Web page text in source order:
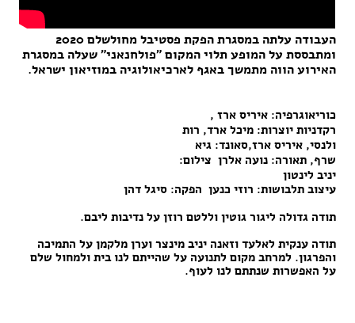
העבודה עלתה במסגרת הפקת פסטיבל מחולשלם 2020
ומתבססת על המופע תלוי המקום "פולחנאני" שעלה במסגרת
האירוע הווה מתמשך באגף לארכיאולוגיה במוזיאון ישראל.
כוריאוגרפיה: איריס ארז ,
רקדניות יוצרות: מיכל ארד, רות
ולנסי, איריס ארז,סאונד: גיא
שרף, תאורה: נועה אלרן צילום:
יניב לינטון
עיצוב תלבושות: רוזי כנען הפקה: סיגל דהן
תודה גדולה ליגור גוטין וללטם רוזן על נדיבות ליבם.
תודה ענקית לאלעד וזאנה יניב מינצר וערן מלקמן על התמיכה
והפרגון. למרחב מקום לתנועה על שהייתם לנו בית ולמחול שלם
על האפשרות שנתתם לנו לעוף.